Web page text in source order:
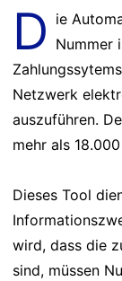
D ie
Nummer
Netzwerk
auszuführen.
mehr als
Dieses Tool
wird, dass die
sind, müssen